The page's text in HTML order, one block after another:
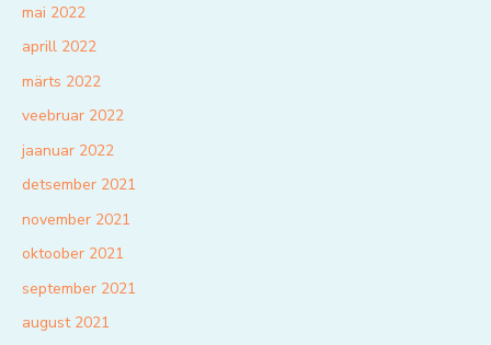
mai 2022
aprill 2022
märts 2022
veebruar 2022
jaanuar 2022
detsember 2021
november 2021
oktoober 2021
september 2021
august 2021